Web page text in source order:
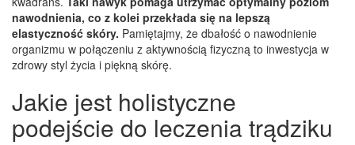
nawodnienia, co z kolei przekłada się na lepszą
elastyczność skóry. Pamiętajmy, że dbałość o nawodnienie
organizmu w połączeniu z aktywnością fizyczną to inwestycja w
zdrowy styl życia i piękną skórę.
Jakie jest holistyczne
podejście do leczenia trądziku